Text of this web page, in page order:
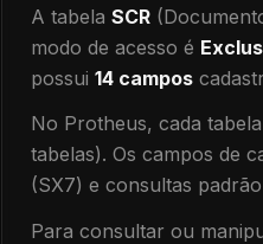
A tabela SCR
modo de acesso é
possui 14 campos
No Protheus, cada
tabelas). Os campos de
(SX7) e consultas
Para consultar ou